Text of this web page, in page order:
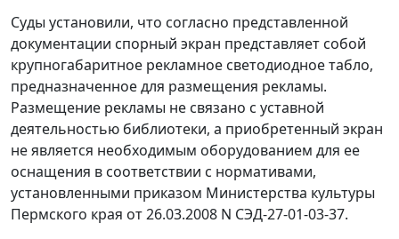
Суды установили, что согласно представленной
документации спорный экран представляет собой
крупногабаритное рекламное светодиодное табло,
предназначенное для размещения рекламы.
Размещение рекламы не связано с уставной
деятельностью библиотеки, а приобретенный экран
не является необходимым оборудованием для ее
оснащения в соответствии с нормативами,
установленными приказом Министерства культуры
Пермского края от 26.03.2008 N СЭД-27-01-03-37.